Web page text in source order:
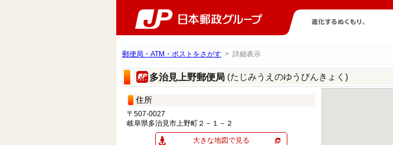
郵便局・ATM・ポストをさがす > 詳細表示
多治見上野郵便局 (たじみうえのゆうびんきょく)
住所
〒507-0027
岐阜県多治見市上野町２－１－２
大きな地図で見る